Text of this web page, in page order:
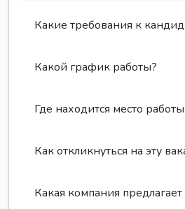
Какие требования к
Какой график работы?
Где находится место
Как откликнуться на эту
Какая компания